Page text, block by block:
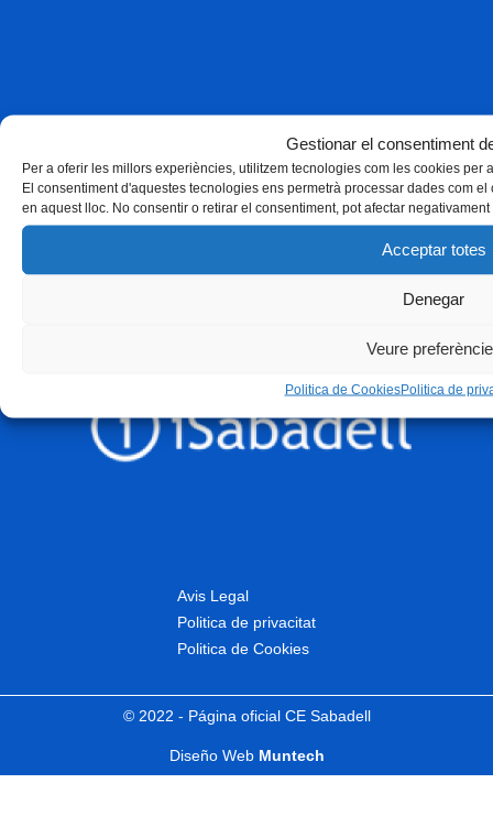
Gestionar el consentiment
Per a oferir les millors experiències, utilitzem tecnologies com les cookies
El consentiment d'aquestes tecnologies ens permetrà processar dades com
en aquest lloc. No consentir o retirar el consentiment, pot afectar
Acceptar totes
Denegar
Veure
Politica de CookiesPolitica de
Avis Legal
Politica de privacitat
Politica de Cookies
© 2022 - Página oficial CE Sabadell
Diseño Web Muntech